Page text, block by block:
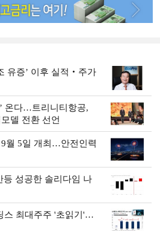
유증’ 이후 실적‧주가
온다…트리니티항공,
델 전환 선언
월 5일 개최…안전인력
등 성공한 솔리다임 나
스 최대주주 '초읽기'…